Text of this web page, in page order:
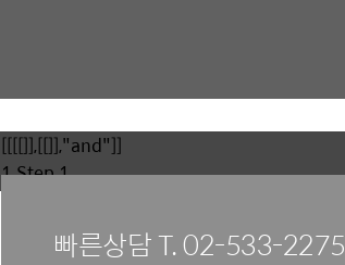
[[[[]],[[]],"and"]]
1Step 1
빠른상담 T. 02-533-2275